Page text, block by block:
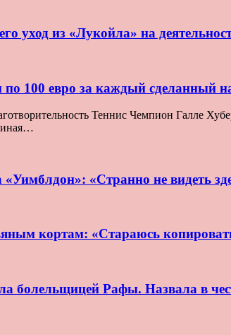
уход из «Лукойла» на
100 евро за каждый сделанный
Теннис Чемпион Галле
«Уимблдон»: «Странно не видеть
кортам: «Стараюсь
болельщицей Рафы. Назвала в